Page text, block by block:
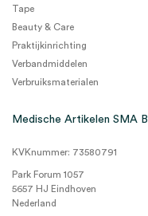
Tape
Beauty & Care
Praktijkinrichting
Verbandmiddelen
Verbruiksmaterialen
Medische Artikelen SMA
KVKnummer: 73580791
Park Forum 1057
5657 HJ Eindhoven
Nederland